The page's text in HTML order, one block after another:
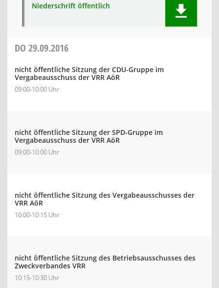
Niederschrift öffentlich
DO 29.09.2016
nicht öffentliche Sitzung der CDU-Gruppe im
Vergabeausschuss der VRR AöR
09:00-10:00 Uhr
nicht öffentliche Sitzung der SPD-Gruppe im
Vergabeausschuss der VRR AöR
09:00-10:00 Uhr
nicht öffentliche Sitzung des Vergabeausschusses der
VRR AöR
10:00-10:15 Uhr
nicht öffentliche Sitzung des Betriebsausschusses des
Zweckverbandes VRR
10:15-10:30 Uhr